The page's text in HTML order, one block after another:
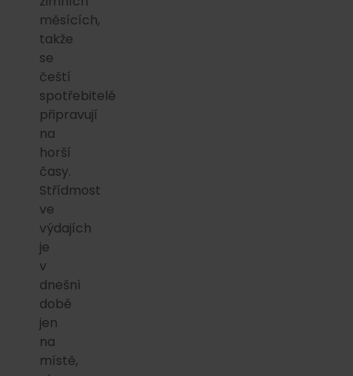
měsících,
takže
se
čeští
spotřebitelé
připravují
na
horší
časy.
Střídmost
ve
výdajích
je
v
dnešní
době
jen
na
místě,